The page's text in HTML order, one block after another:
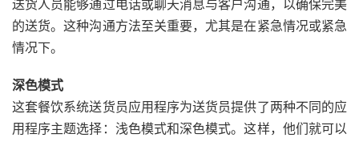
送货人员能够通过电话或聊天消息与客户沟通，以确保完美
的送货。这种沟通方法至关重要，尤其是在紧急情况或紧急
情况下。
深色模式
这套餐饮系统送货员应用程序为送货员提供了两种不同的应
用程序主题选择：浅色模式和深色模式。这样，他们就可以